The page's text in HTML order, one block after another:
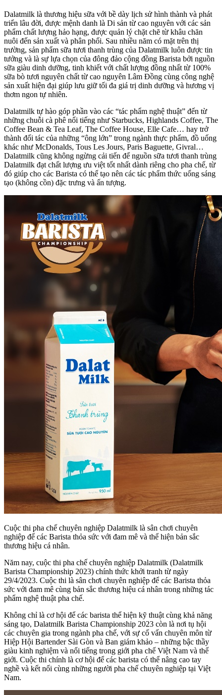
Dalatmilk là thương hiệu sữa với bề dày lịch sử hình thành và phát
triển lâu đời, được mệnh danh là Di sản từ cao nguyên với các sản
phẩm chất lượng hảo hạng, được quản lý chặt chẽ từ khâu chăn
nuôi đến sản xuất và phân phối. Sau nhiều năm có mặt trên thị
trường, sản phẩm sữa tươi thanh trùng của Dalatmilk luôn được tin
tưởng và là sự lựa chọn của đông đảo cộng đồng Barista bởi nguồn
sữa giàu dinh dưỡng, tinh khiết với chất lượng đồng nhất từ 100%
sữa bò tươi nguyên chất từ cao nguyên Lâm Đồng cùng công nghệ
sản xuất hiện đại giúp lưu giữ tối đa giá trị dinh dưỡng và hương vị
thơm ngon tự nhiên.
Dalatmilk tự hào góp phần vào các “tác phẩm nghệ thuật” đến từ
những chuỗi cà phê nổi tiếng như Starbucks, Highlands Coffee, The
Coffee Bean & Tea Leaf, The Coffee House, Elle Cafe… hay trở
thành đối tác của những “ông lớn” trong ngành thực phẩm, đồ uống
khác như McDonalds, Tous Les Jours, Paris Baguette, Givral…
Dalatmilk cũng không ngừng cải tiến để nguồn sữa tươi thanh trùng
Dalatmilk đạt chất lượng ưu việt tốt nhất dành riêng cho pha chế, từ
đó giúp cho các Barista có thể tạo nên các tác phẩm thức uống sáng
tạo (không cồn) đặc trưng và ấn tượng.
Cuộc thi pha chế chuyên nghiệp Dalatmilk là sân chơi chuyên
nghiệp để các Barista thỏa sức với đam mê và thể hiện bản sắc
thương hiệu cá nhân.
Năm nay, cuộc thi pha chế chuyên nghiệp Dalatmilk (Dalatmilk
Barista Championship 2023) chính thức khởi tranh từ ngày
29/4/2023. Cuộc thi là sân chơi chuyên nghiệp để các Barista thỏa
sức với đam mê cùng bản sắc thương hiệu cá nhân trong những tác
phẩm nghệ thuật pha chế.
Không chỉ là cơ hội để các barista thể hiện kỹ thuật cùng khả năng
sáng tạo, Dalatmilk Barista Championship 2023 còn là nơi tụ hội
các chuyên gia trong ngành pha chế, với sự cố vấn chuyên môn từ
Hiệp Hội Bartender Sài Gòn và Ban giám khảo – những bậc thầy
giàu kinh nghiệm và nổi tiếng trong giới pha chế Việt Nam và thế
giới. Cuộc thi chính là cơ hội để các barista có thể nâng cao tay
nghề và kết nối cùng những người pha chế chuyên nghiệp tại Việt
Nam.